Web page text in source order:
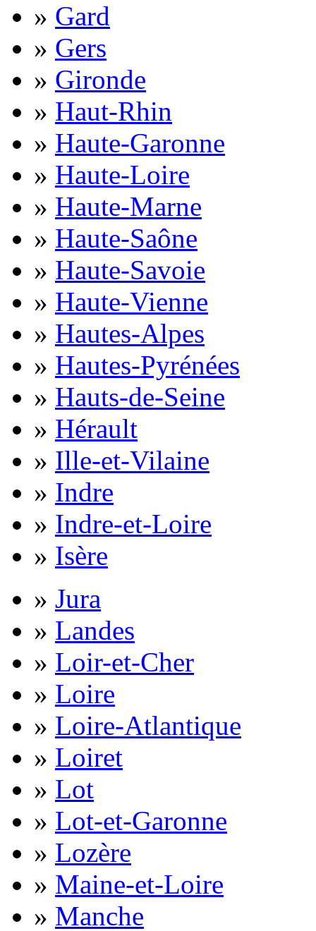
» Gard
» Gers
» Gironde
» Haut-Rhin
» Haute-Garonne
» Haute-Loire
» Haute-Marne
» Haute-Saône
» Haute-Savoie
» Haute-Vienne
» Hautes-Alpes
» Hautes-Pyrénées
» Hauts-de-Seine
» Hérault
» Ille-et-Vilaine
» Indre
» Indre-et-Loire
» Isère
» Jura
» Landes
» Loir-et-Cher
» Loire
» Loire-Atlantique
» Loiret
» Lot
» Lot-et-Garonne
» Lozère
» Maine-et-Loire
» Manche